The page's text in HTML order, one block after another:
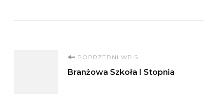
Nawigacja
POPRZEDNI WPIS
Branżowa Szkoła I Stopnia